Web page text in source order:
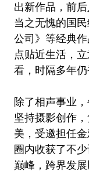
出新作品，前
当之无愧的国
公司》等经典
点贴近生活，
看，时隔多年仍
除了相声事业
坚持摄影创作
美，受邀担任
圈内收获了不
巅峰，跨界发